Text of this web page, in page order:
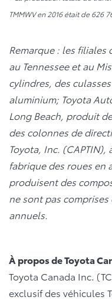
TMMWV en 2016 était de 626
Remarque : les filiales
au Tennessee et au
cylindres, des
aluminium; Toyota
Long Beach, produit
des colonnes de
Toyota, Inc.
fabrique des roues en
produisent des
ne sont pas
annuels.
À propos de Toyota
Toyota Canada Inc.
exclusif des véhicules